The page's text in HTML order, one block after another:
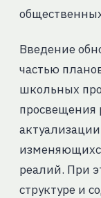
Введение
частью
школьных
просвещения
реалий. При
структуре и